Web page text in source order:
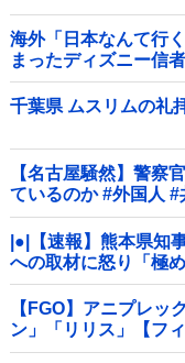
海外「日本なんて行
まったディズニー信
千葉県 ムスリムの礼
【名古屋騒然】警察
ているのか #外国人
|●|【速報】熊本県知
への取材に怒り「極
【FGO】アニプレッ
ン」「リリス」【フ